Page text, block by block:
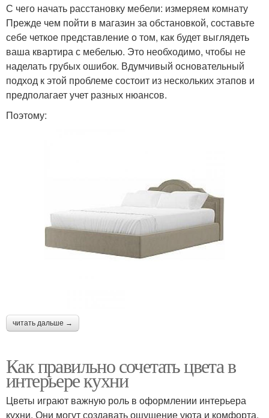
С чего начать расстановку мебели: измеряем комнату
Прежде чем пойти в магазин за обстановкой, составьте
себе четкое представление о том, как будет выглядеть
ваша квартира с мебелью. Это необходимо, чтобы не
наделать грубых ошибок. Вдумчивый основательный
подход к этой проблеме состоит из нескольких этапов и
предполагает учет разных нюансов.
Поэтому:
читать дальше →
Как правильно сочетать цвета в
интерьере кухни
Цветы играют важную роль в оформлении интерьера
кухни. Они могут создавать ощущение уюта и комфорта,